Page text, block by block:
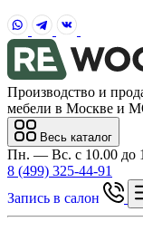
Производство и
мебели в Москве и
Весь каталог
Пн. — Вс. с 10.00 до
8 (499) 325-44-91
Запись в салон